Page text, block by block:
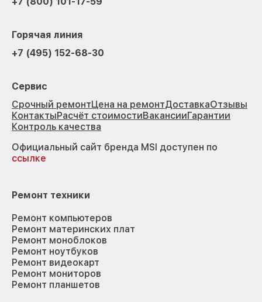
Горячая линия
+7 (495) 152-68-30
Сервис
Срочный ремонтЦена на ремонтДоставкаОтзывы
КонтактыРасчёт стоимостиВакансииГарантии
Контроль качества
Официальный сайт бренда MSI доступен по
ссылке
Ремонт техники
Ремонт компьютеров
Ремонт материнских плат
Ремонт моноблоков
Ремонт ноутбуков
Ремонт видеокарт
Ремонт мониторов
Ремонт планшетов